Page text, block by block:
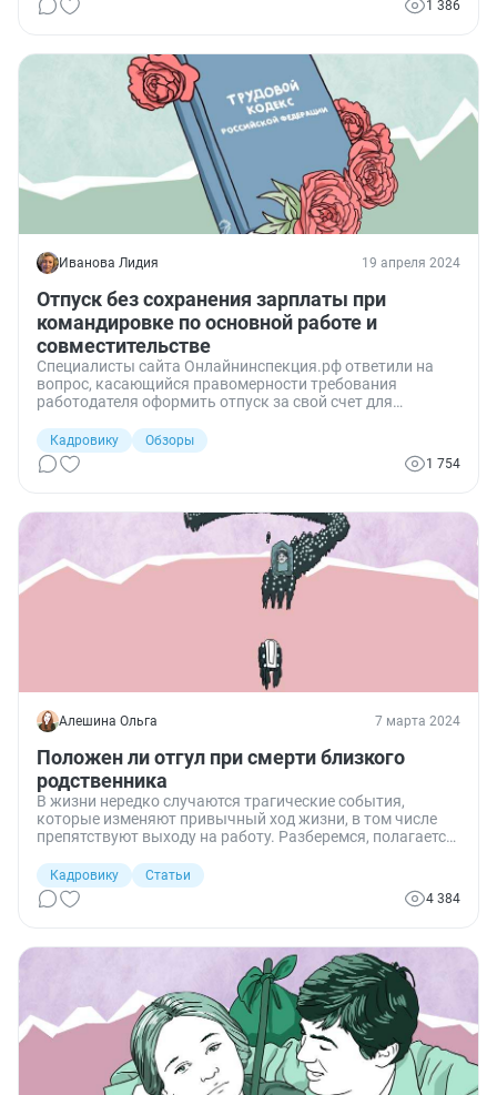
1 386
Иванова Лидия 19 апреля 2024
Отпуск без сохранения зарплаты при
командировке по основной работе и
совместительстве
Специалисты сайта Онлайнинспекция.рф ответили на
вопрос, касающийся правомерности требования
работодателя оформить отпуск за свой счет для
совместительству в период его командировки по
основной должности.
Кадровику
Обзоры
1 754
Алешина Ольга 7 марта 2024
Положен ли отгул при смерти близкого
родственника
В жизни нередко случаются трагические события,
которые изменяют привычный ход жизни, в том числе
препятствуют выходу на работу. Разберемся, полагается
как написать заявление на его предоставление.
Кадровику
Статьи
4 384